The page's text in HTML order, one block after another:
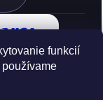
funkcií